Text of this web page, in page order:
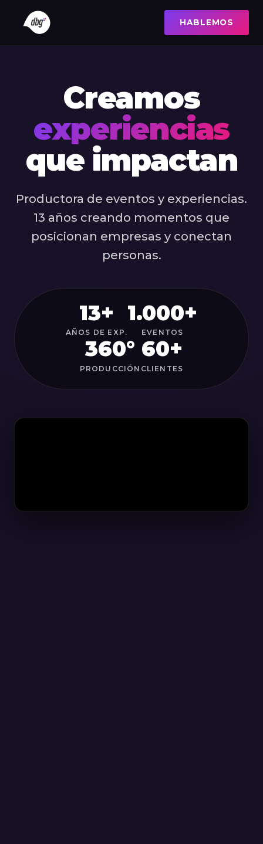
HABLEMOS
Creamos
experiencias
que impactan
Productora de eventos y experiencias.
13 años creando momentos que
posicionan empresas y conectan
personas.
13+
AÑOS DE EXP.
1.000+
EVENTOS
360°
PRODUCCIÓN
60+
CLIENTES